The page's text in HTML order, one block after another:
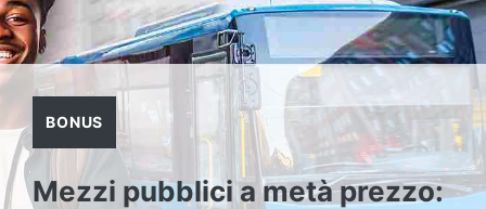
BONUS
Mezzi pubblici a metà prezzo: